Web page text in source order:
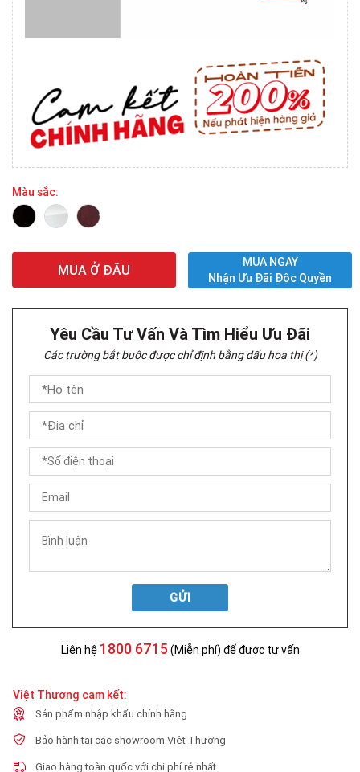
Màu sắc:
MUA Ở ĐÂU
MUA NGAY
Nhận Ưu Đãi Độc Quyền
Yêu Cầu Tư Vấn Và Tìm Hiểu Ưu Đãi
Các trường bắt buộc được chỉ định bằng dấu hoa thị (*)
GỬI
Liên hệ 1800 6715 (Miễn phí) để được tư vấn
Việt Thương cam kết:
Sản phẩm nhập khẩu chính hãng
Bảo hành tại các showroom Việt Thương
Giao hàng toàn quốc với chi phí rẻ nhất